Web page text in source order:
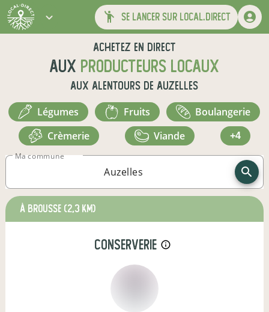
se lancer sur local.direct
Achetez en direct
aux producteurs locaux
aux alentours de Auzelles
légumes fruits
boulangerie
crèmerie
viande +4
Ma commune
à Brousse (2,3 km)
conserverie info_outline